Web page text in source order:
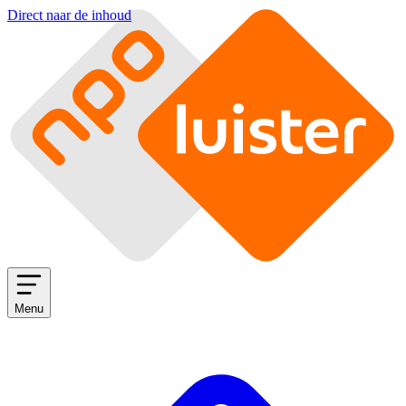
Direct naar de inhoud
Menu